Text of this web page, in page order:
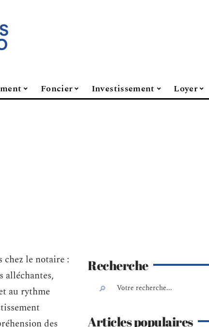
Foncier Investissement Loyer
chez le notaire :
alléchantes,
au rythme
des
Recherche
Articles populaires